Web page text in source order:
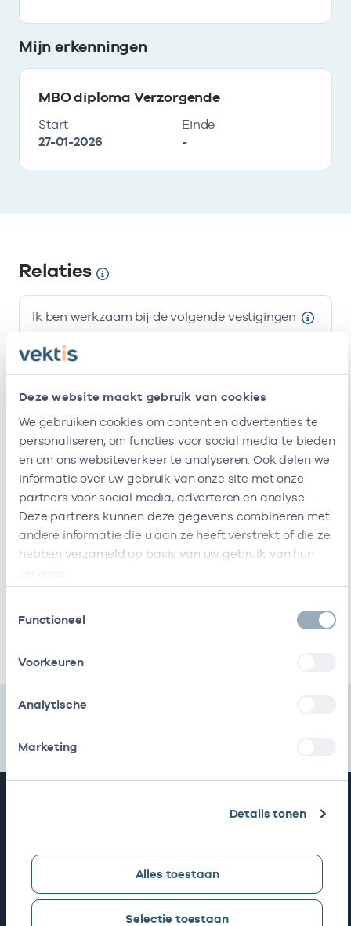
Deze website maakt gebruik van cookies
We gebruiken cookies om content en advertenties te
personaliseren, om functies voor social media te bieden
en om ons websiteverkeer te analyseren. Ook delen we
informatie over uw gebruik van onze site met onze
partners voor social media, adverteren en analyse.
Deze partners kunnen deze gegevens combineren met
andere informatie die u aan ze heeft verstrekt of die ze
hebben verzameld op basis van uw gebruik van hun
Functioneel
Voorkeuren
Analytische
Marketing
Details tonen
Alles toestaan
Selectie toestaan
Mijn erkenningen
MBO diploma Verzorgende
Start
27-01-2026
Einde
-
Relaties
Ik ben werkzaam bij de volgende vestigingen
Ik ben werkzaam bij de volgende vestigingen
Naam
Colorful
B.v.
Verzorgenden -
Ik heb een arbeidsrelatie met
Naam Rol AGB-code Start
Nurses
loondienst
Mijn Vektis